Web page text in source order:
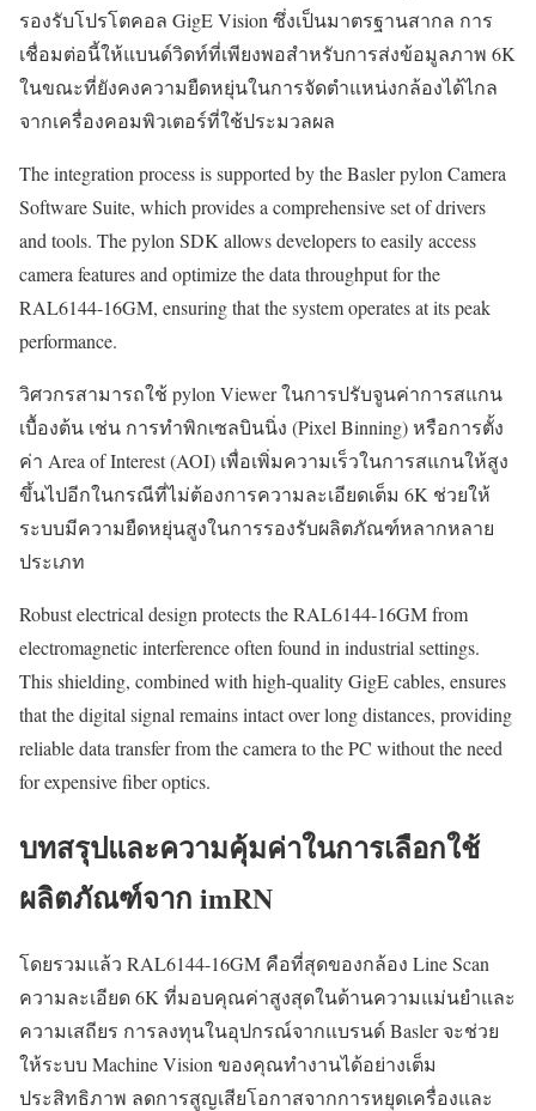
รองรับโปรโตคอล GigE Vision ซึ่งเป็นมาตรฐานสากล การ
เชื่อมต่อนี้ให้แบนด์วิดท์ที่เพียงพอสำหรับการส่งข้อมูลภาพ 6K
ในขณะที่ยังคงความยืดหยุ่นในการจัดตำแหน่งกล้องได้ไกล
จากเครื่องคอมพิวเตอร์ที่ใช้ประมวลผล
The integration process is supported by the Basler pylon Camera
Software Suite, which provides a comprehensive set of drivers
and tools. The pylon SDK allows developers to easily access
camera features and optimize the data throughput for the
RAL6144-16GM, ensuring that the system operates at its peak
performance.
วิศวกรสามารถใช้ pylon Viewer ในการปรับจูนค่าการสแกน
เบื้องต้น เช่น การทำพิกเซลบินนิ่ง (Pixel Binning) หรือการตั้ง
ค่า Area of Interest (AOI) เพื่อเพิ่มความเร็วในการสแกนให้สูง
ขึ้นไปอีกในกรณีที่ไม่ต้องการความละเอียดเต็ม 6K ช่วยให้
ระบบมีความยืดหยุ่นสูงในการรองรับผลิตภัณฑ์หลากหลาย
ประเภท
Robust electrical design protects the RAL6144-16GM from
electromagnetic interference often found in industrial settings.
This shielding, combined with high-quality GigE cables, ensures
that the digital signal remains intact over long distances, providing
reliable data transfer from the camera to the PC without the need
for expensive fiber optics.
บทสรุปและความคุ้มค่าในการเลือกใช้
ผลิตภัณฑ์จาก imRN
โดยรวมแล้ว RAL6144-16GM คือที่สุดของกล้อง Line Scan
ความละเอียด 6K ที่มอบคุณค่าสูงสุดในด้านความแม่นยำและ
ความเสถียร การลงทุนในอุปกรณ์จากแบรนด์ Basler จะช่วย
ให้ระบบ Machine Vision ของคุณทำงานได้อย่างเต็ม
ประสิทธิภาพ ลดการสูญเสียโอกาสจากการหยุดเครื่องและ